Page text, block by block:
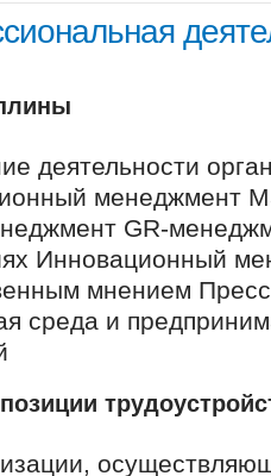
деятельности
менеджмент
GR-
Инновационный
мнением
среда и